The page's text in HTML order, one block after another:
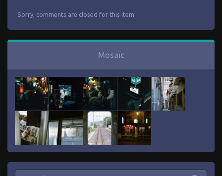
Sorry, comments are closed for this item.
Mosaïc